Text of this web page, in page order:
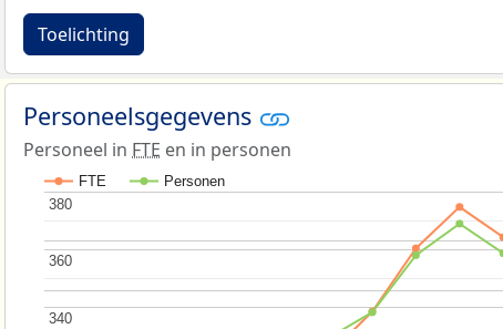
Toelichting
Personeelsgegevens
Personeel in FTE en in personen
FTE Personen
340
340
360
360
380
380